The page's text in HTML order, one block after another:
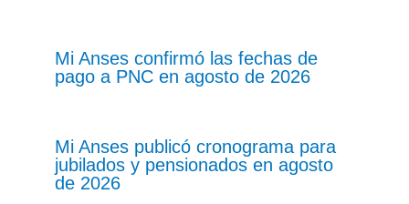
Mi Anses confirmó las fechas de
pago a PNC en agosto de 2026
Mi Anses publicó cronograma para
jubilados y pensionados en agosto
de 2026